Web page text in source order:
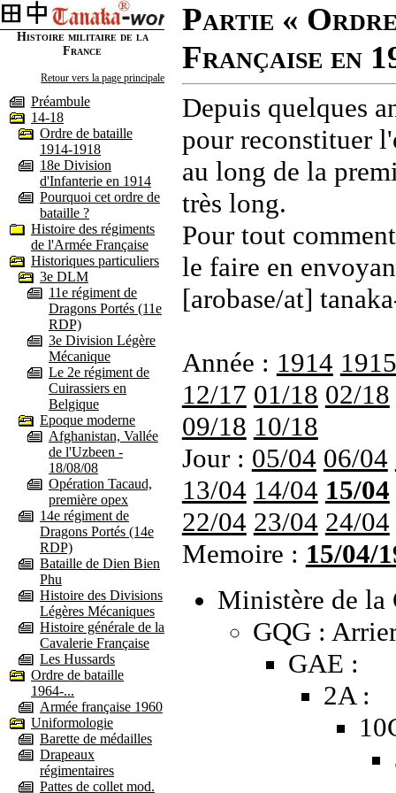
Histoire militaire de la
France
Retour vers la page principale
Préambule
14-18
Ordre de bataille
1914-1918
18e Division
d'Infanterie en 1914
Pourquoi cet ordre de
bataille ?
Histoire des régiments
de l'Armée Française
Historiques particuliers
3e DLM
11e régiment de
Dragons Portés (11e
RDP)
3e Division Légère
Mécanique
Le 2e régiment de
Cuirassiers en
Belgique
Epoque moderne
Afghanistan, Vallée
de l'Uzbeen -
18/08/08
Opération Tacaud,
première opex
14e régiment de
Dragons Portés (14e
RDP)
Bataille de Dien Bien
Phu
Histoire des Divisions
Légères Mécaniques
Histoire générale de la
Cavalerie Française
Les Hussards
Ordre de bataille
1964-...
Armée française 1960
Uniformologie
Barette de médailles
Drapeaux
régimentaires
Pattes de collet mod.
Partie «
Française en
Depuis quelques
pour reconstituer
au long de la
très long.
Pour tout
le faire en
[arobase/at]
Année : 1914 1915
12/17 01/18 02/18
09/18 10/18
Jour : 05/04 06/04
13/04 14/04 15/04
22/04 23/04 24/04
Memoire : 15/04/
Ministère de la
GQG :
GAE :
2A :